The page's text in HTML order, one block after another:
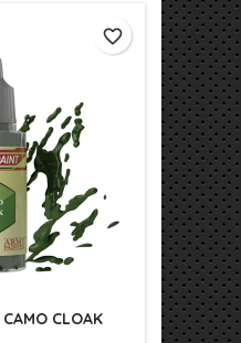
CLOAK
favorite_border